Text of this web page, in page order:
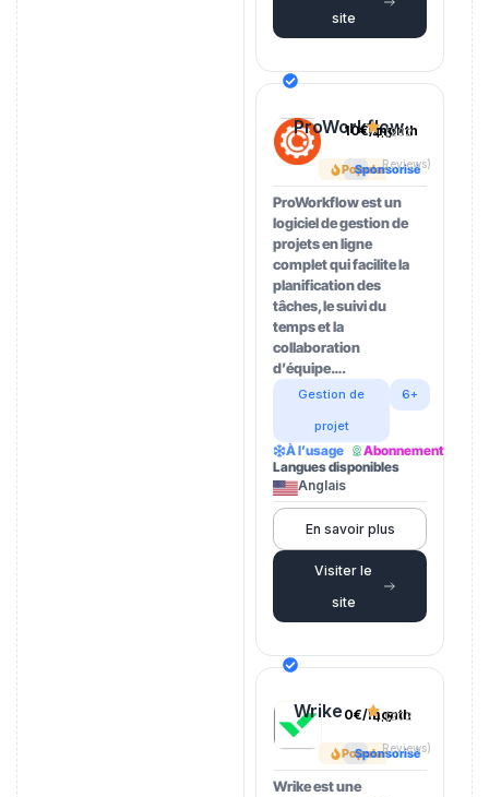
site
ProWorkflow
Popular
Sponsorisé
10€/month
4.5(202
Reviews)
ProWorkflow est un
logiciel de gestion de
projets en ligne
complet qui facilite la
planification des
tâches, le suivi du
temps et la
collaboration
d’équipe….
Gestion de
projet
6+
À l’usage
Abonnement
Langues disponibles
Anglais
En savoir plus
Visiter le
site
Wrike
Popular
Sponsorisé
0€/month
4.5(202
Reviews)
Wrike est une